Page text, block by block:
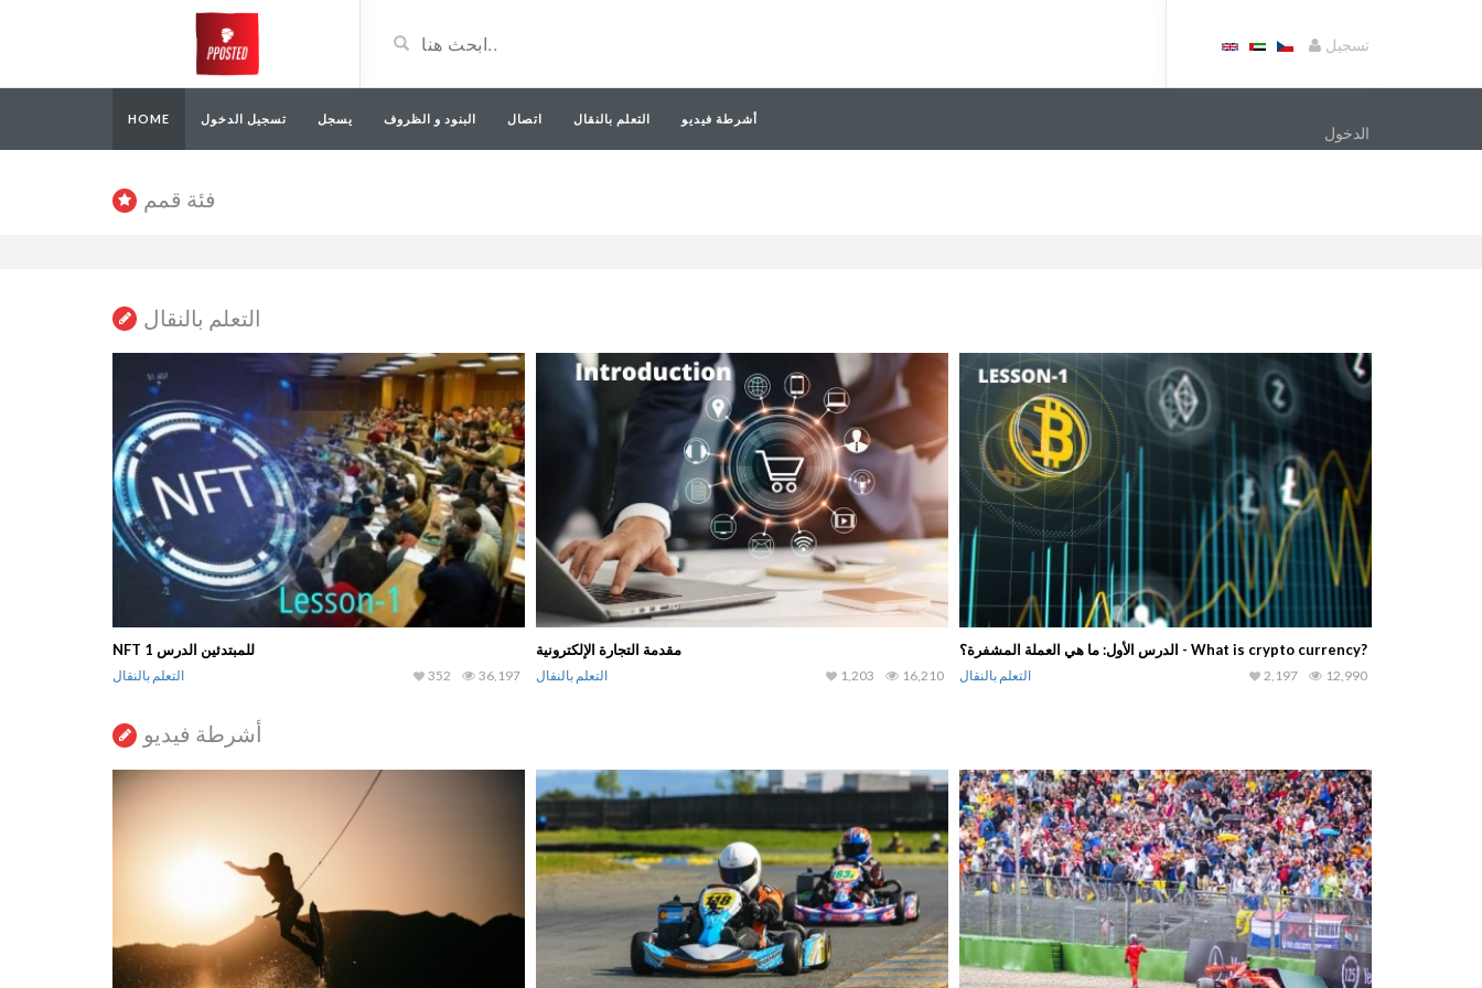
الدخول
HOME تسجيل الدخول يسجل البنود و الظروف اتصال التعلم بالنقال أشرطة فيديو
فئة قمم
التعلم بالنقال
NFT للمبتدئين الدرس 1
التعلم بالنقال 36,197
352
مقدمة التجارة الإلكترونية
التعلم بالنقال 16,210
1,203
الدرس الأول: ما هي العملة المشفرة؟ - What is crypto currency?
التعلم بالنقال 12,990
2,197
أشرطة فيديو